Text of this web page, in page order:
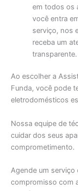
em todos os
você entra
serviço, nos
receba um
transparente.
Ao escolher a
Funda, você pode
eletrodomésticos
Nossa equipe de
cuidar dos seus
comprometimento.
Agende um
compromisso com